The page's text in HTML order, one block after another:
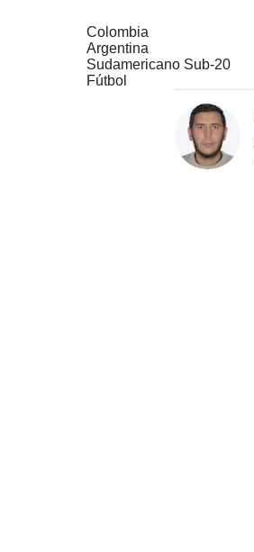
Colombia
Argentina
Sudamericano Sub-20
Fútbol